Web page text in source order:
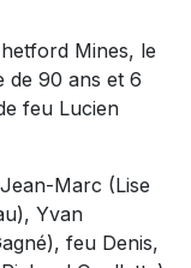
Mines, le
de 90 ans et 6
feu Lucien
Marc (Lise
Yvan
feu Denis,